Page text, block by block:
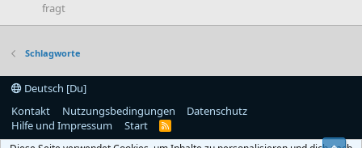
fragt
Schlagworte
Deutsch [Du]
Kontakt
Nutzungsbedingungen
Datenschutz
Hilfe und Impressum
Start
R